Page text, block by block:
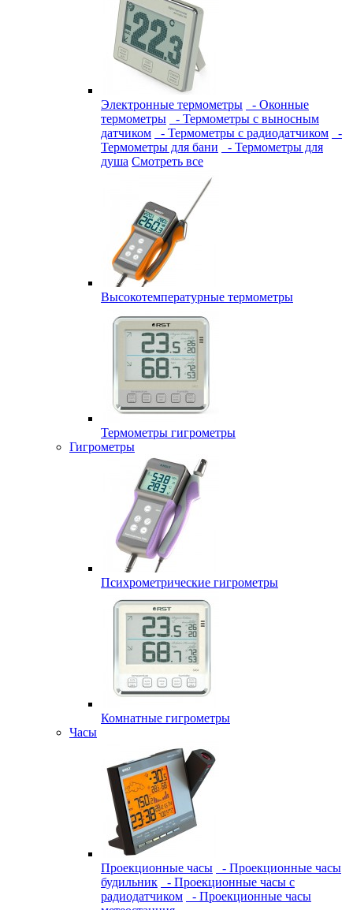
Электронные термометры
- Оконные
термометры
- Термометры с выносным
датчиком
- Термометры с радиодатчиком
-
Термометры для бани
- Термометры для
душа Смотреть все
Высокотемпературные термометры
Термометры гигрометры
Гигрометры
Психрометрические гигрометры
Комнатные гигрометры
Часы
Проекционные часы
- Проекционные часы
будильник
- Проекционные часы с
радиодатчиком
- Проекционные часы